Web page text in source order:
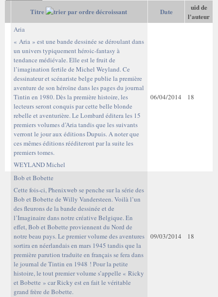
Titre Date
uid de
l'auteur
Aria
« Aria » est une bande dessinée se déroulant dans
un univers typiquement héroic-fantasy à
tendance médiévale. Elle est le fruit de
l’imagination fertile de Michel Weyland. Ce
dessinateur et scénariste belge publie la première
aventure de son héroïne dans les pages du journal
Tintin en 1980. Dès la première histoire, les
lecteurs seront conquis par cette belle blonde
rebelle et aventurière. Le Lombard éditera les 15
premiers volumes d’Aria tandis que les suivants
verront le jour aux éditions Dupuis. A noter que
ces mêmes éditions rééditeront par la suite les
premiers tomes.
WEYLAND Michel
06/04/2014 18
Bob et Bobette
Cette fois-ci, Phenixweb se penche sur la série des
Bob et Bobette de Willy Vandersteen. Voilà l’un
des fleurons de la bande dessinée et de
l’Imaginaire dans notre créative Belgique. En
effet, Bob et Bobette proviennent du Nord de
notre beau pays. Le premier volume des aventures
sortira en néerlandais en mars 1945 tandis que la
première parution traduite en français se fera dans
le journal de Tintin en 1948 ! Pour la petite
histoire, le tout premier volume s’appelle « Ricky
et Bobette » car Ricky est en fait le véritable
grand frère de Bobette.
09/03/2014 18